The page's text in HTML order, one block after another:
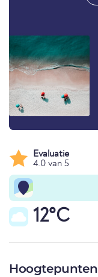
Evaluatie
4.0 van 5
12°C
Hoogtepunten